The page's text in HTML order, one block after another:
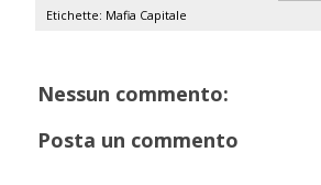
Etichette: Mafia Capitale
Nessun commento:
Posta un commento